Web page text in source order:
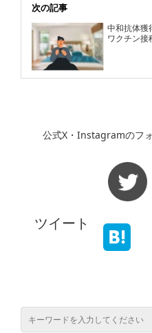
次の記事
中和抗体獲
ワクチン接
公式X・Instagramのフ
ツイート